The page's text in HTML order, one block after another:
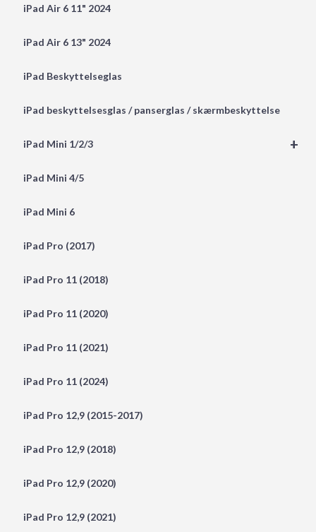
iPad Air 6 11" 2024
iPad Air 6 13" 2024
iPad Beskyttelseglas
iPad beskyttelsesglas / panserglas / skærmbeskyttelse
+
iPad Mini 1/2/3
iPad Mini 4/5
iPad Mini 6
iPad Pro (2017)
iPad Pro 11 (2018)
iPad Pro 11 (2020)
iPad Pro 11 (2021)
iPad Pro 11 (2024)
iPad Pro 12,9 (2015-2017)
iPad Pro 12,9 (2018)
iPad Pro 12,9 (2020)
iPad Pro 12,9 (2021)